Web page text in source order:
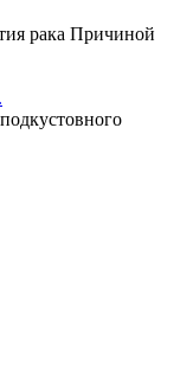
рака Причиной